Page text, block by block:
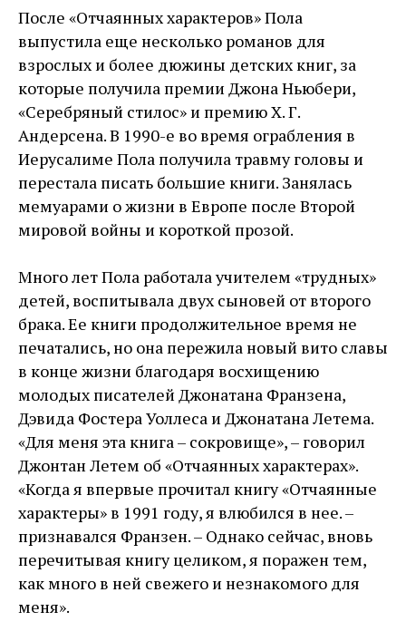
После «Отчаянных характеров» Пола
выпустила еще несколько романов для
взрослых и более дюжины детских книг, за
которые получила премии Джона Ньюбери,
«Серебряный стилос» и премию Х. Г.
Андерсена. В 1990-е во время ограбления в
Иерусалиме Пола получила травму головы и
перестала писать большие книги. Занялась
мемуарами о жизни в Европе после Второй
мировой войны и короткой прозой.
Много лет Пола работала учителем «трудных»
детей, воспитывала двух сыновей от второго
брака. Ее книги продолжительное время не
печатались, но она пережила новый вито славы
в конце жизни благодаря восхищению
молодых писателей Джонатана Франзена,
Дэвида Фостера Уоллеса и Джонатана Летема.
«Для меня эта книга – сокровище», – говорил
Джонтан Летем об «Отчаянных характерах».
«Когда я впервые прочитал книгу «Отчаянные
характеры» в 1991 году, я влюбился в нее. –
признавался Франзен. – Однако сейчас, вновь
перечитывая книгу целиком, я поражен тем,
как много в ней свежего и незнакомого для
меня».